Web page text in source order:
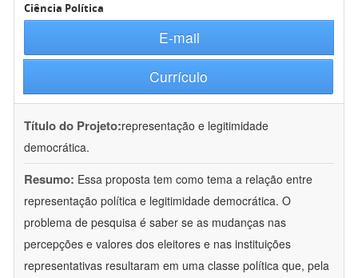
Ciência Política
E-mail
Currículo
Título do Projeto:representação e legitimidade
democrática.
Resumo: Essa proposta tem como tema a relação entre
representação política e legitimidade democrática. O
problema de pesquisa é saber se as mudanças nas
percepções e valores dos eleitores e nas instituições
representativas resultaram em uma classe política que, pela